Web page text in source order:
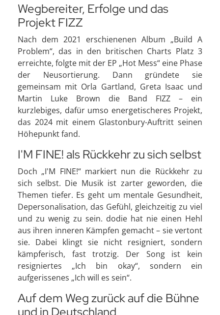
Wegbereiter, Erfolge und das
Projekt FIZZ
Nach dem 2021 erschienenen Album „Build A
Problem“, das in den britischen Charts Platz 3
erreichte, folgte mit der EP „Hot Mess“ eine Phase
der Neusortierung. Dann gründete sie
gemeinsam mit Orla Gartland, Greta Isaac und
Martin Luke Brown die Band FIZZ – ein
kurzlebiges, dafür umso energetischeres Projekt,
das 2024 mit einem Glastonbury-Auftritt seinen
Höhepunkt fand.
I'M FINE! als Rückkehr zu sich selbst
Doch „I'M FINE!“ markiert nun die Rückkehr zu
sich selbst. Die Musik ist zarter geworden, die
Themen tiefer. Es geht um mentale Gesundheit,
Depersonalisation, das Gefühl, gleichzeitig zu viel
und zu wenig zu sein. dodie hat nie einen Hehl
aus ihren inneren Kämpfen gemacht – sie vertont
sie. Dabei klingt sie nicht resigniert, sondern
kämpferisch, fast trotzig. Der Song ist kein
resigniertes „Ich bin okay“, sondern ein
aufgerissenes „Ich will es sein“.
Auf dem Weg zurück auf die Bühne
und in Deutschland